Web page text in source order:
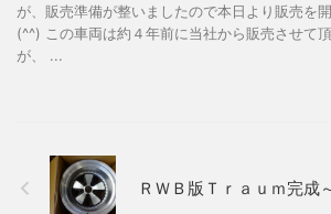
が、販売準備が整いましたので本日より販売を
(^^) この車両は約４年前に当社から販売させて
が、 ...
ＲＷＢ版Ｔｒａｕｍ完成